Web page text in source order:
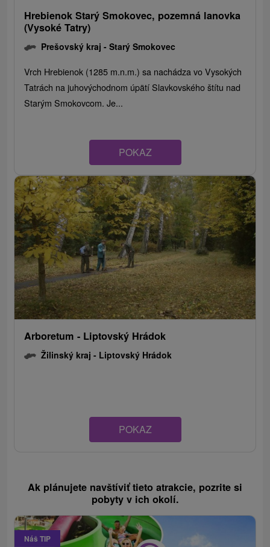
Hrebienok Starý Smokovec, pozemná lanovka
(Vysoké Tatry)
Prešovský kraj -Starý Smokovec
Vrch Hrebienok (1285 m.n.m.) sa nachádza vo Vysokých
Tatrách na juhovýchodnom úpätí Slavkovského štítu nad
Starým Smokovcom. Je...
POKAZ
Arboretum - Liptovský Hrádok
Žilinský kraj - Liptovský Hrádok
POKAZ
Ak plánujete navštíviť tieto atrakcie, pozrite si
pobyty v ich okolí.
Náš TIP